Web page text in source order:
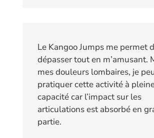
Le Kangoo Jumps me permet
dépasser tout en m’amusant.
mes douleurs lombaires, je
pratiquer cette activité à
capacité car l’impact sur les
articulations est absorbé en
partie.